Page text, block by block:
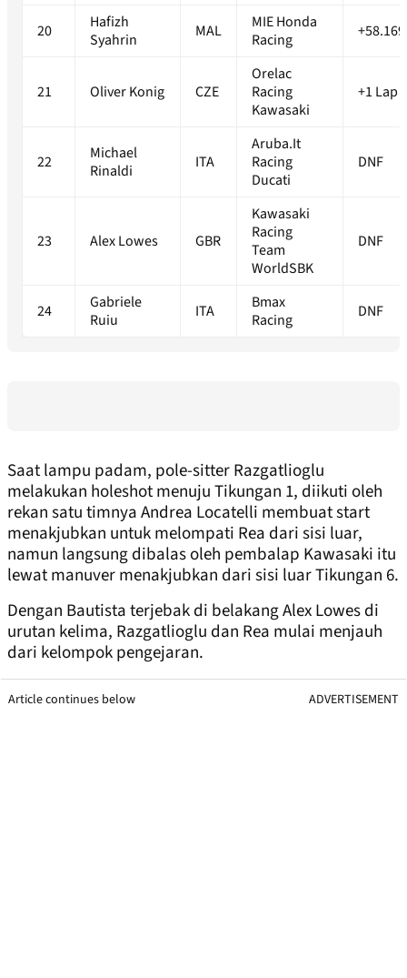
20
Hafizh
Syahrin
MAL
MIE Honda
Racing
21 Oliver Konig CZE
Orelac
Racing
Kawasaki
+1 Lap
22
Michael
Rinaldi
ITA
Aruba.It
Racing
Ducati
DNF
23 Alex Lowes GBR
Kawasaki
Racing
Team
WorldSBK
DNF
24
Gabriele
Ruiu
ITA
Bmax
Racing
DNF
Saat lampu padam, pole-sitter Razgatlioglu
melakukan holeshot menuju Tikungan 1, diikuti oleh
rekan satu timnya Andrea Locatelli membuat start
menakjubkan untuk melompati Rea dari sisi luar,
namun langsung dibalas oleh pembalap Kawasaki itu
lewat manuver menakjubkan dari sisi luar Tikungan 6.
Dengan Bautista terjebak di belakang Alex Lowes di
urutan kelima, Razgatlioglu dan Rea mulai menjauh
dari kelompok pengejaran.
Article continues below ADVERTISEMENT